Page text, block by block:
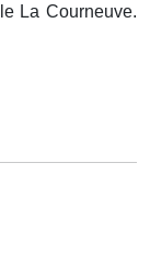
La Courneuve.